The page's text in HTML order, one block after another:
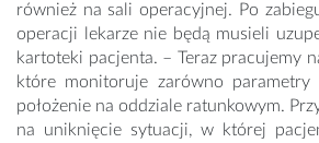
również na sali operacyjnej. Po
operacji lekarze nie będą musieli
kartoteki pacjenta. – Teraz pracujemy
które monitoruje zarówno
położenie na oddziale ratunkowym.
na uniknięcie sytuacji, w której